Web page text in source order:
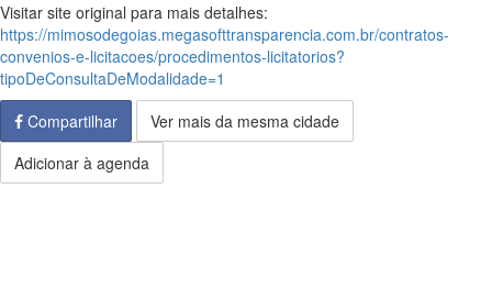
Visitar site original para mais detalhes:
https://mimosodegoias.megasofttransparencia.com.br/contratos-
convenios-e-licitacoes/procedimentos-licitatorios?
tipoDeConsultaDeModalidade=1
Compartilhar
Ver mais da mesma cidade
Adicionar à agenda